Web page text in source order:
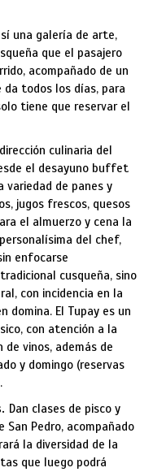
una galería de arte,
que el pasajero
acompañado de un
da todos los días, para
tiene que reservar el
culinaria del
el desayuno buffet
variedad de panes y
jugos frescos, quesos
el almuerzo y cena la
del chef,
enfocarse
cusqueña, sino
con incidencia en la
domina. El Tupay es un
con atención a la
vinos, además de
y domingo (reservas
Dan clases de pisco y
Pedro, acompañado
la diversidad de la
que luego podrá